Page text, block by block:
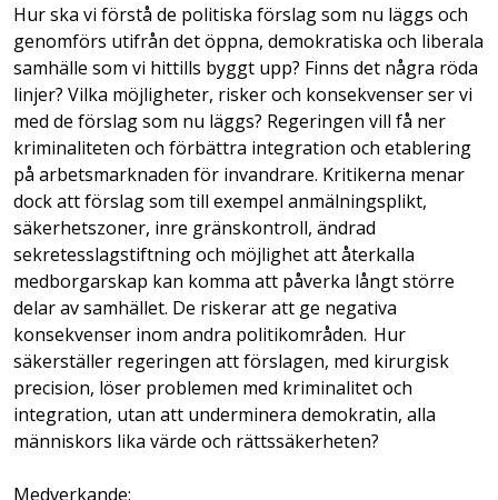
Hur ska vi förstå de politiska förslag som nu läggs och
genomförs utifrån det öppna, demokratiska och liberala
samhälle som vi hittills byggt upp? Finns det några röda
linjer? Vilka möjligheter, risker och konsekvenser ser vi
med de förslag som nu läggs? Regeringen vill få ner
kriminaliteten och förbättra integration och etablering
på arbetsmarknaden för invandrare. Kritikerna menar
dock att förslag som till exempel anmälningsplikt,
säkerhetszoner, inre gränskontroll, ändrad
sekretesslagstiftning och möjlighet att återkalla
medborgarskap kan komma att påverka långt större
delar av samhället. De riskerar att ge negativa
konsekvenser inom andra politikområden. Hur
säkerställer regeringen att förslagen, med kirurgisk
precision, löser problemen med kriminalitet och
integration, utan att underminera demokratin, alla
människors lika värde och rättssäkerheten?
Medverkande: